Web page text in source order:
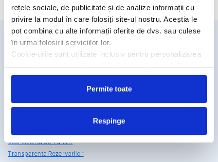
rețele sociale, de publicitate și de analize informații cu
privire la modul în care folosiți site-ul nostru. Aceștia le
pot combina cu alte informații oferite de dvs. sau culese
în urma folosirii serviciilor lor.
Cookie-urile sunt utilizate inclusiv pentru personalizarea
Permite toate
Respinge
Detalii si rezervari
Licente TravelMatters
Vezi Licenta de Turism
Transparenta Rezervarilor